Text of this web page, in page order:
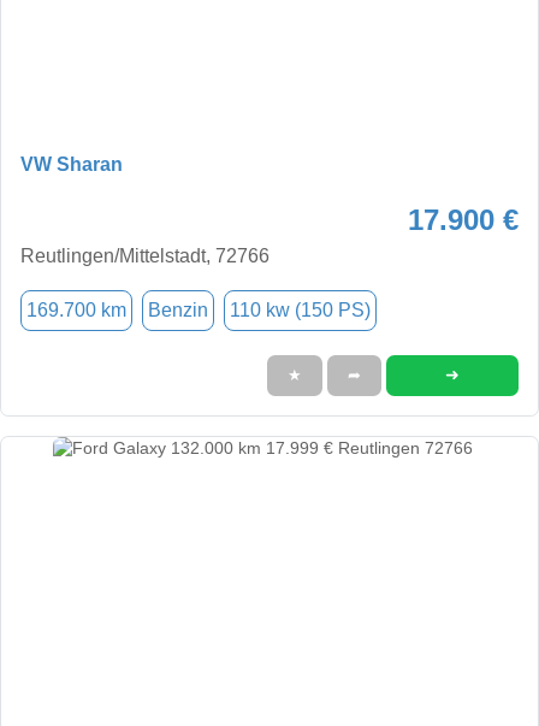
VW Sharan
17.900 €
Reutlingen/Mittelstadt, 72766
169.700 km Benzin 110 kw (150 PS)
★ ➦ ➜